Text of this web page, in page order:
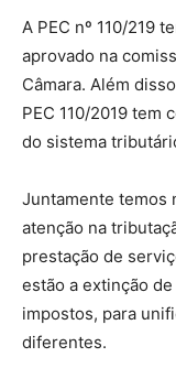
A PEC nº 110/219
aprovado na
Câmara. Além
PEC 110/2019 tem
do sistema
Juntamente temos
atenção na
prestação de
estão a extinção
impostos, para
diferentes.